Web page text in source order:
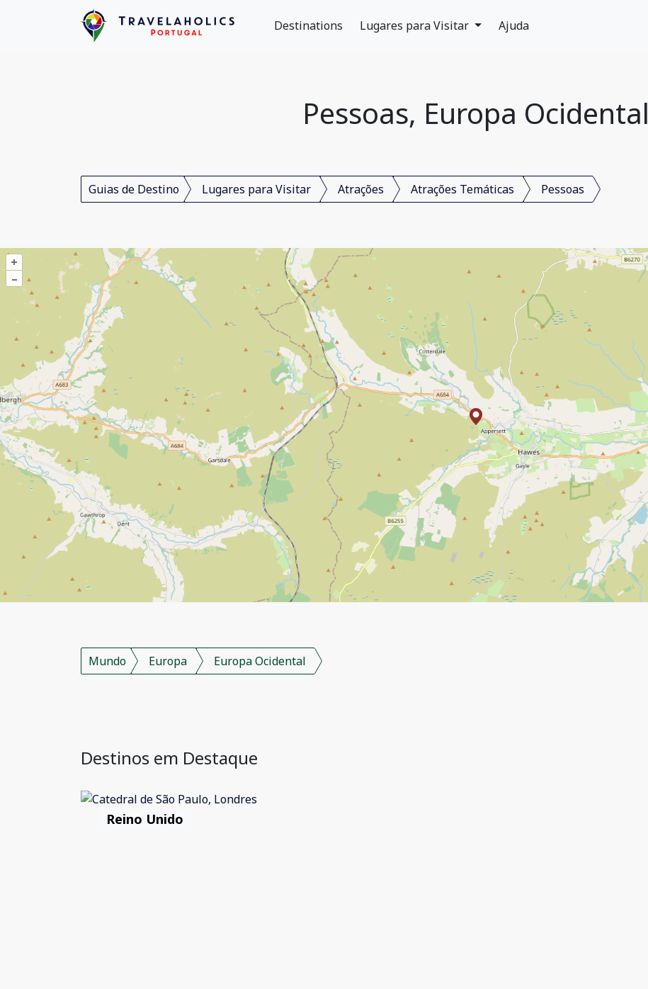
Destinations Lugares para Visitar Ajuda
Pessoas, Europa Ocidental
Guias de Destino Lugares para Visitar Atrações Atrações Temáticas Pessoas
+
–
Mundo Europa Europa Ocidental
Destinos em Destaque
Reino Unido